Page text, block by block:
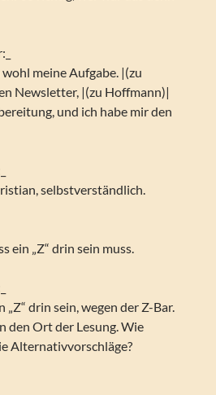
meine Aufgabe. |(zu
Newsletter, |(zu Hoffmann)|
und ich habe mir den
selbstverständlich.
ein „Z“ drin sein muss.
„Z“ drin sein, wegen der Z-Bar.
den Ort der Lesung. Wie
Alternativvorschläge?